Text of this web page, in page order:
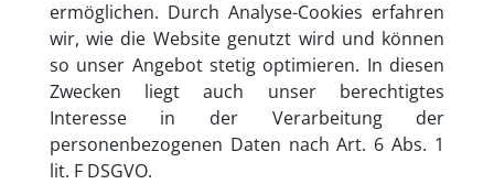
ermöglichen. Durch Analyse-Cookies erfahren
wir, wie die Website genutzt wird und können
so unser Angebot stetig optimieren. In diesen
Zwecken liegt auch unser berechtigtes
Interesse in der Verarbeitung der
personenbezogenen Daten nach Art. 6 Abs. 1
lit. F DSGVO.